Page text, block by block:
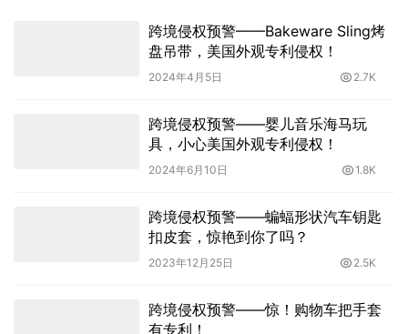
跨境侵权预警——Bakeware Sling烤
盘吊带，美国外观专利侵权！
2024年4月5日 2.7K
跨境侵权预警——婴儿音乐海马玩
具，小心美国外观专利侵权！
2024年6月10日 1.8K
跨境侵权预警——蝙蝠形状汽车钥匙
扣皮套，惊艳到你了吗？
2023年12月25日 2.5K
跨境侵权预警——惊！购物车把手套
有专利！